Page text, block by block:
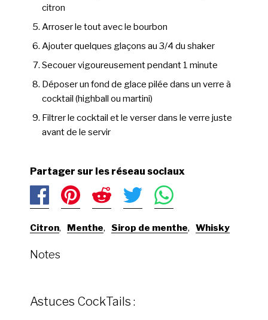
citron
Arroser le tout avec le bourbon
Ajouter quelques glaçons au 3/4 du shaker
Secouer vigoureusement pendant 1 minute
Déposer un fond de glace pilée dans un verre à
cocktail (highball ou martini)
Filtrer le cocktail et le verser dans le verre juste
avant de le servir
Partager sur les réseau sociaux
Citron, Menthe, Sirop de menthe, Whisky
Notes
Astuces CockTails :